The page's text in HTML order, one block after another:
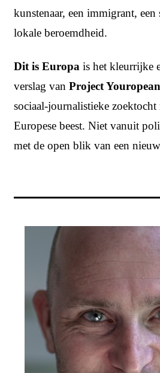
kunstenaar, een immigrant, een
lokale beroemdheid.
Dit is Europa is het kleurrijke
verslag van Project
sociaal-journalistieke zoektocht
Europese beest. Niet vanuit
met de open blik van een